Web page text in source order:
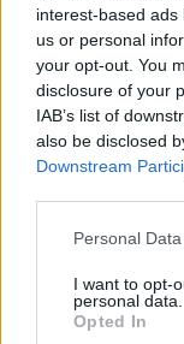
interest-based
us or personal
your opt-out. You
disclosure of your
IAB’s list of
also be disclosed
Downstream
Please note that
not limited to your
grant or deny
use your data for
Personal
I want to opt-
personal data.
Opted In
Legjobb
(Kártyavár)
Legjobb
Latifah (Bessie)
Legjobb
(Luther)
Legjobb
is a New Black
Legjobb